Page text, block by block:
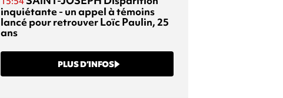
inquiétante - un appel à témoins
lancé pour retrouver Loïc Paulin, 25
ans
PLUS D’INFOS